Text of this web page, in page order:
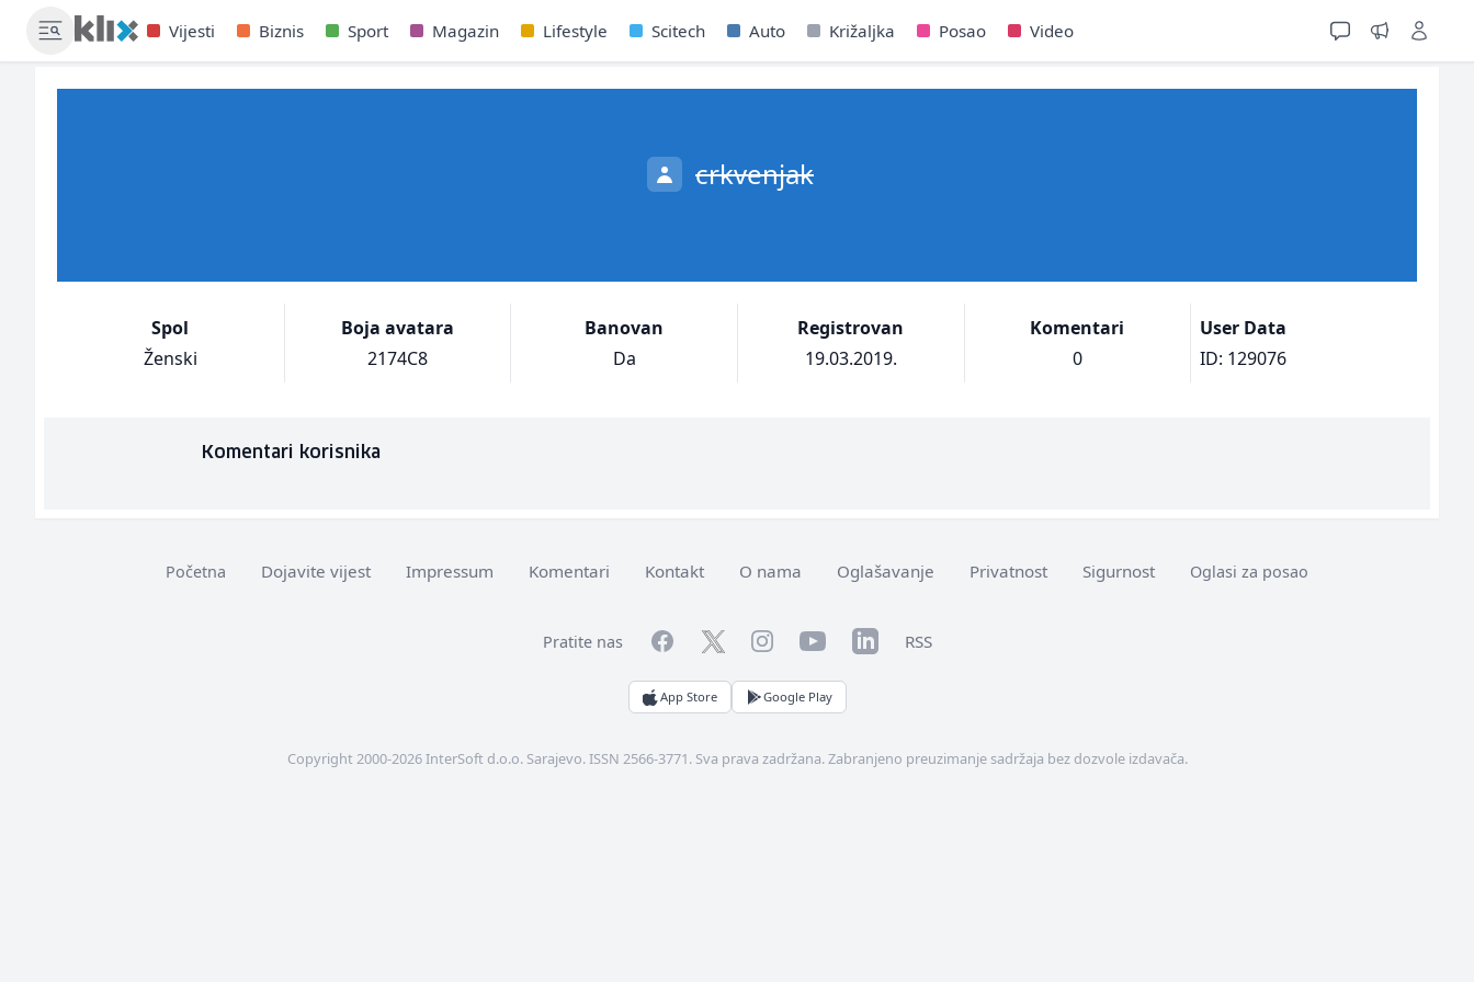
Vijesti Biznis Sport Magazin Lifestyle Scitech Auto Križaljka Posao Video
crkvenjak
Spol
Ženski
Boja avatara
2174C8
Banovan
Da
Registrovan
19.03.2019.
Komentari
0
User Data
ID: 129076
Komentari korisnika
Početna Dojavite vijest Impressum Komentari Kontakt O nama Oglašavanje Privatnost Sigurnost Oglasi za posao
Pratite nas FacebookTwitterInstagramYouTubeLinkedInRSS
App Store Google Play
Copyright 2000-2026 InterSoft d.o.o. Sarajevo. ISSN 2566-3771. Sva prava zadržana. Zabranjeno preuzimanje sadržaja bez dozvole izdavača.